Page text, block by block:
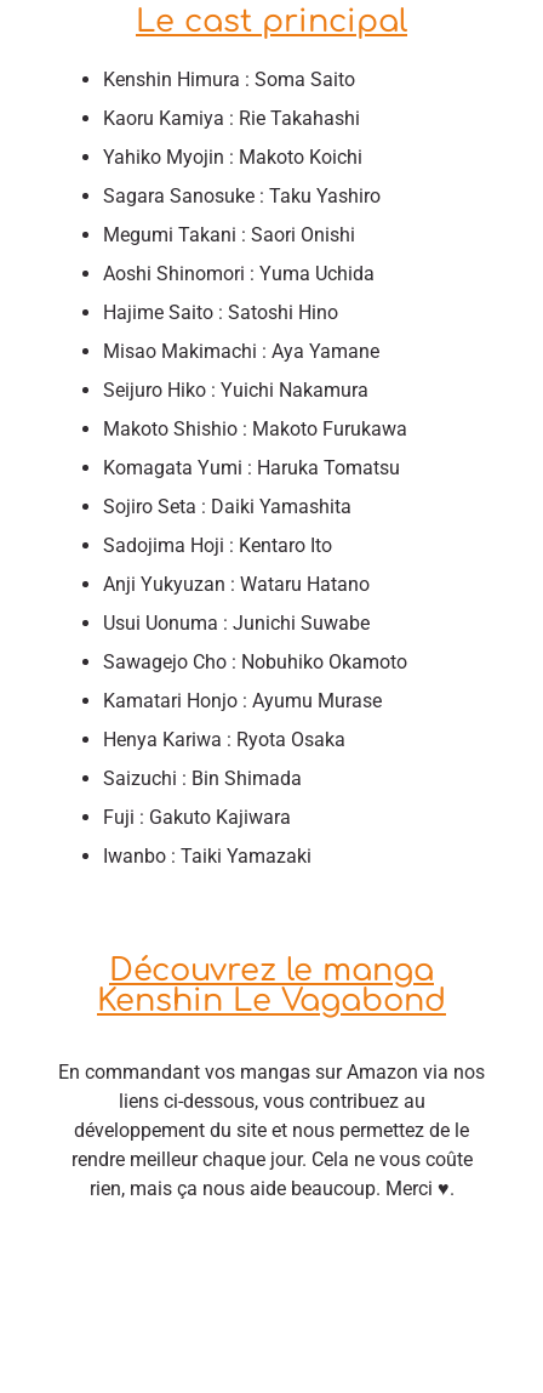
Le cast principal
Kenshin Himura : Soma Saito
Kaoru Kamiya : Rie Takahashi
Yahiko Myojin : Makoto Koichi
Sagara Sanosuke : Taku Yashiro
Megumi Takani : Saori Onishi
Aoshi Shinomori : Yuma Uchida
Hajime Saito : Satoshi Hino
Misao Makimachi : Aya Yamane
Seijuro Hiko : Yuichi Nakamura
Makoto Shishio : Makoto Furukawa
Komagata Yumi : Haruka Tomatsu
Sojiro Seta : Daiki Yamashita
Sadojima Hoji : Kentaro Ito
Anji Yukyuzan : Wataru Hatano
Usui Uonuma : Junichi Suwabe
Sawagejo Cho : Nobuhiko Okamoto
Kamatari Honjo : Ayumu Murase
Henya Kariwa : Ryota Osaka
Saizuchi : Bin Shimada
Fuji : Gakuto Kajiwara
Iwanbo : Taiki Yamazaki
Découvrez le manga
Kenshin Le Vagabond
En commandant vos mangas sur Amazon via nos
liens ci-dessous, vous contribuez au
développement du site et nous permettez de le
rendre meilleur chaque jour. Cela ne vous coûte
rien, mais ça nous aide beaucoup. Merci ♥.